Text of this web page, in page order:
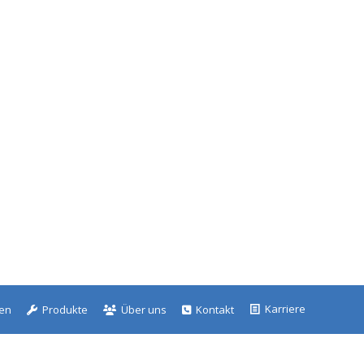
Produkte Über uns Kontakt Karriere